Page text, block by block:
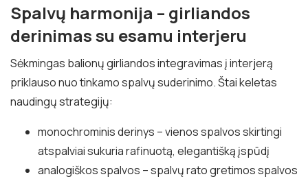
Spalvų harmonija – girliandos
derinimas su esamu interjeru
Sėkmingas balionų girliandos integravimas į interjerą
priklauso nuo tinkamo spalvų suderinimo. Štai keletas
naudingų strategijų:
monochrominis derinys – vienos spalvos skirtingi
atspalviai sukuria rafinuotą, elegantišką įspūdį
analogiškos spalvos – spalvų rato gretimos spalvos